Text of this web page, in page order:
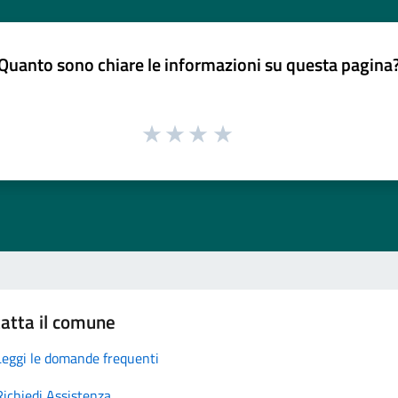
sono chiare le informazioni su questa
il comune
le domande frequenti